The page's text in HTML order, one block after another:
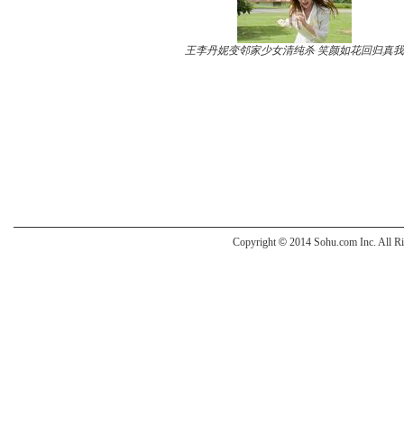
王李丹妮变邻家少女清纯杀 笑颜如花回归真我
Copyright © 2014 Sohu.com Inc. All